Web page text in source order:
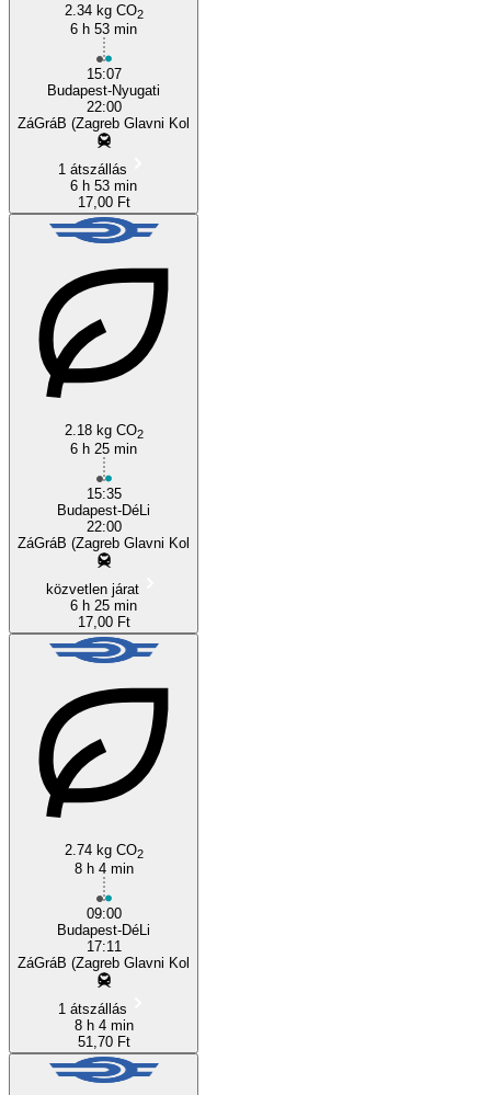
2.34 kg CO2
6 h 53 min
15:07
Budapest-Nyugati
22:00
ZáGráB (Zagreb Glavni Kol
1 átszállás
6 h 53 min
17,00 Ft
2.18 kg CO2
6 h 25 min
15:35
Budapest-DéLi
22:00
ZáGráB (Zagreb Glavni Kol
közvetlen járat
6 h 25 min
17,00 Ft
2.74 kg CO2
8 h 4 min
09:00
Budapest-DéLi
17:11
ZáGráB (Zagreb Glavni Kol
1 átszállás
8 h 4 min
51,70 Ft